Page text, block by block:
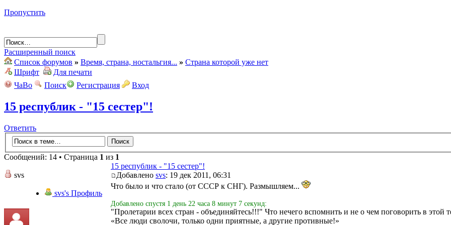
Пропустить
Расширенный поиск
Список форумов » Время, страна, ностальгия... » Страна которой уже нет
Шрифт
Для печати
ЧаВо
Поиск Регистрация Вход
15 республик - "15 сестер"!
Ответить
Сообщений: 14 • Страница 1 из 1
svs
svs's Профиль
15 республик - "15 сестер"!
Добавлено svs: 19 дек 2011, 06:31
Что было и что стало (от СССР к СНГ). Размышляем...
Добавлено спустя 1 день 22 часа 8 минут 7 секунд:
"Пролетарии всех стран - объединяйтесь!!!" Что нечего вспомнить и не о чем поговорить в этой
«Все люди сволочи, только одни приятные, а другие противные!»